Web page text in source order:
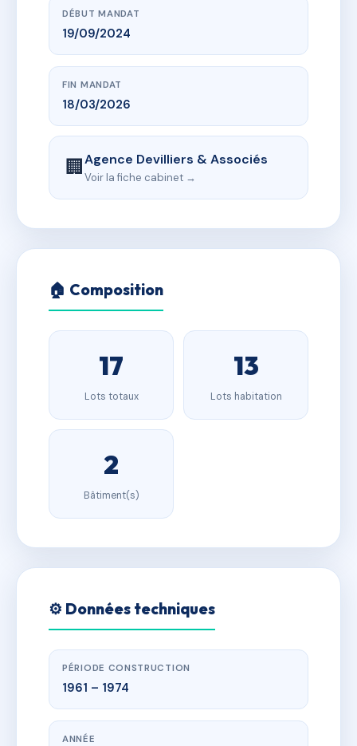
DÉBUT MANDAT
19/09/2024
FIN MANDAT
18/03/2026
🏢Agence Devilliers & Associés
Voir la fiche cabinet →
🏠 Composition
17
Lots totaux
13
Lots habitation
2
Bâtiment(s)
⚙️ Données techniques
PÉRIODE CONSTRUCTION
1961 – 1974
ANNÉE